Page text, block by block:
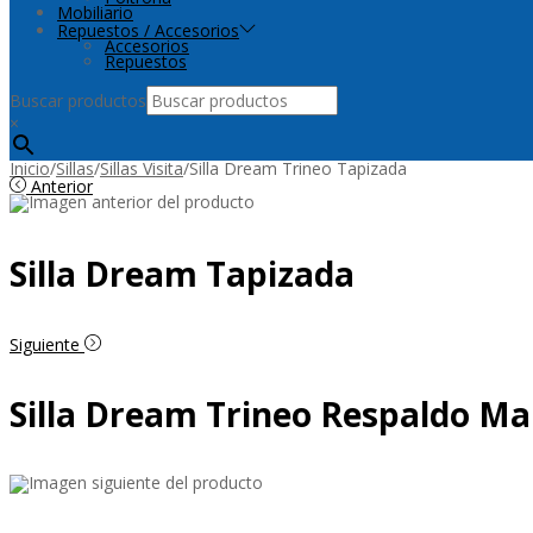
Mobiliario
Repuestos / Accesorios
Accesorios
Repuestos
Buscar productos
×
Inicio/Sillas/Sillas Visita/Silla Dream Trineo Tapizada
Anterior
Silla Dream Tapizada
Siguiente
Silla Dream Trineo Respaldo